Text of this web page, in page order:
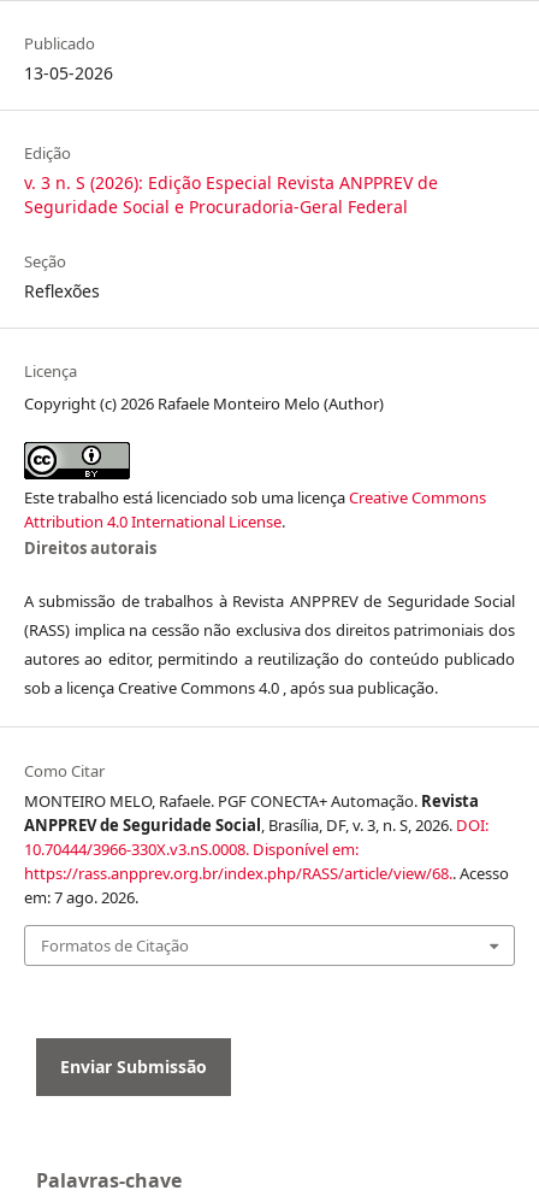
Publicado
13-05-2026
Edição
v. 3 n. S (2026): Edição Especial Revista ANPPREV de
Seguridade Social e Procuradoria-Geral Federal
Seção
Reflexões
Licença
Copyright (c) 2026 Rafaele Monteiro Melo (Author)
Este trabalho está licenciado sob uma licençaCreative Commons
Attribution 4.0 International License.
Direitos autorais
A submissão de trabalhos à Revista ANPPREV de Seguridade Social
(RASS) implica na cessão não exclusiva dos direitos patrimoniais dos
autores ao editor, permitindo a reutilização do conteúdo publicado
sob a licença Creative Commons 4.0 , após sua publicação.
Como Citar
MONTEIRO MELO, Rafaele. PGF CONECTA+ Automação. Revista
ANPPREV de Seguridade Social , Brasília, DF, v. 3, n. S, 2026. DOI:
10.70444/3966-330X.v3.nS.0008.Disponível em:
https://rass.anpprev.org.br/index.php/RASS/article/view/68.. Acesso
em: 7 ago. 2026.
Formatos de Citação
Enviar Submissão
Palavras-chave